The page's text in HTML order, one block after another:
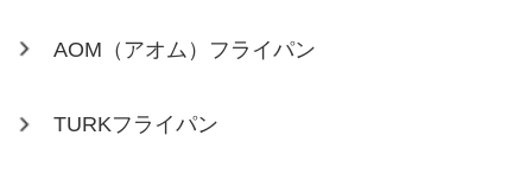
AOM（アオム）フライパン
TURKフライパン